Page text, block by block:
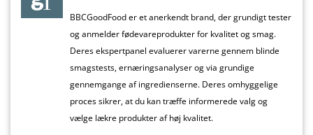
BBCGoodFood er et anerkendt brand, der grundigt tester
og anmelder fødevareprodukter for kvalitet og smag.
Deres ekspertpanel evaluerer varerne gennem blinde
smagstests, ernæringsanalyser og via grundige
gennemgange af ingredienserne. Deres omhyggelige
proces sikrer, at du kan træffe informerede valg og
vælge lækre produkter af høj kvalitet.